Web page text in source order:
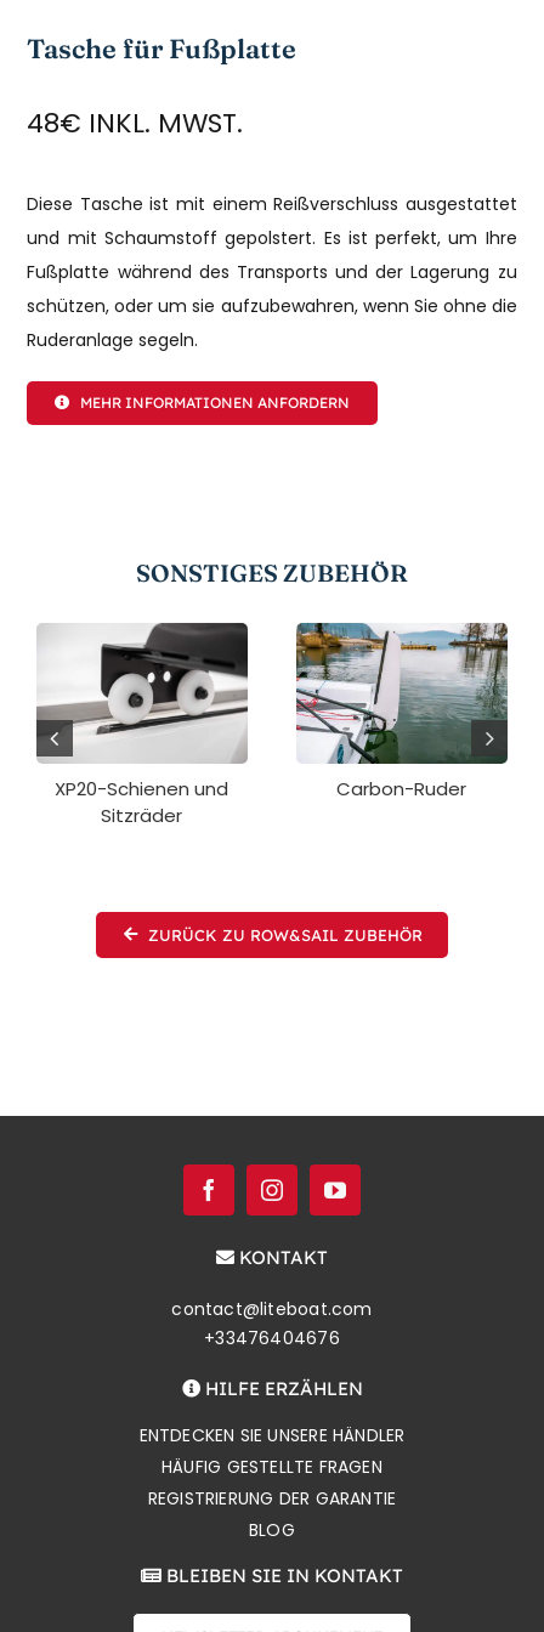
Tasche für Fußplatte
48€ INKL. MWST.
Diese Tasche ist mit einem Reißverschluss ausgestattet
und mit Schaumstoff gepolstert. Es ist perfekt, um Ihre
Fußplatte während des Transports und der Lagerung zu
schützen, oder um sie aufzubewahren, wenn Sie ohne die
Ruderanlage segeln.
MEHR INFORMATIONEN ANFORDERN
SONSTIGES ZUBEHÖR
XP20-Schienen und
Sitzräder
Carbon-Ruder
ZURÜCK ZU ROW&SAIL ZUBEHÖR
KONTAKT
contact@liteboat.com
+33476404676
HILFE ERZÄHLEN
ENTDECKEN SIE UNSERE HÄNDLER
HÄUFIG GESTELLTE FRAGEN
REGISTRIERUNG DER GARANTIE
BLOG
BLEIBEN SIE IN KONTAKT